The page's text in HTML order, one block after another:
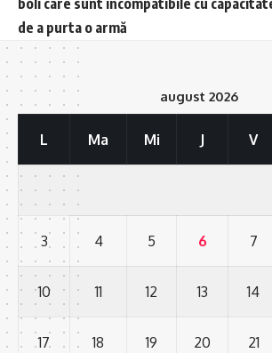
boli care sunt incompatibile cu
de a purta o armă
august 2026
L Ma Mi J V
3 4 5 6 7
10 11 12 13 14
17 18 19 20 21